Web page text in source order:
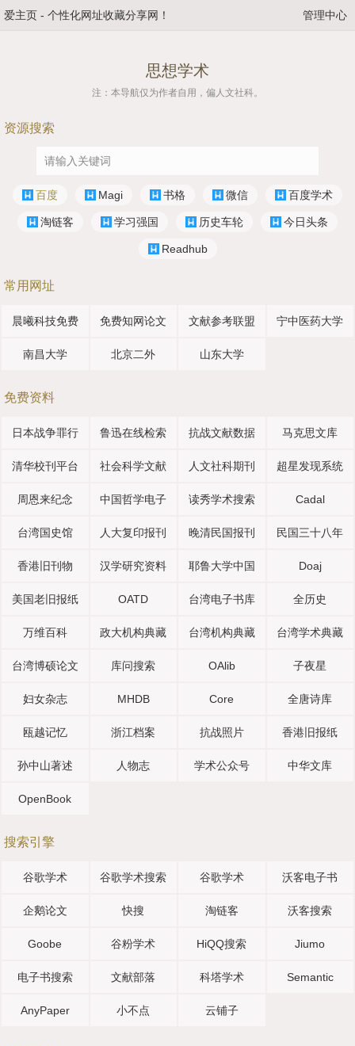
爱主页 - 个性化网址收藏分享网！ 管理中心
思想学术
注：本导航仅为作者自用，偏人文社科。
资源搜索
百度 Magi 书格 微信 百度学术
淘链客 学习强国 历史车轮 今日头条
Readhub
常用网址
晨曦科技免费 免费知网论文 文献参考联盟 宁中医药大学
南昌大学 北京二外 山东大学
免费资料
日本战争罪行 鲁迅在线检索 抗战文献数据 马克思文库
清华校刊平台 社会科学文献 人文社科期刊 超星发现系统
周恩来纪念 中国哲学电子 读秀学术搜索 Cadal
台湾国史馆 人大复印报刊 晚清民国报刊 民国三十八年
香港旧刊物 汉学研究资料 耶鲁大学中国 Doaj
美国老旧报纸 OATD 台湾电子书库 全历史
万维百科 政大机构典藏 台湾机构典藏 台湾学术典藏
台湾博硕论文 库问搜索 OAlib 子夜星
妇女杂志 MHDB Core 全唐诗库
瓯越记忆 浙江档案 抗战照片 香港旧报纸
孙中山著述 人物志 学术公众号 中华文库
OpenBook
搜索引擎
谷歌学术 谷歌学术搜索 谷歌学术 沃客电子书
企鹅论文 快搜 淘链客 沃客搜索
Goobe 谷粉学术 HiQQ搜索 Jiumo
电子书搜索 文献部落 科塔学术 Semantic
AnyPaper 小不点 云铺子